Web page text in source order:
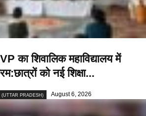
का शिवालिक महाविद्यालय में
को नई शिक्षा...
(UTTAR PRADESH) August 6, 2026